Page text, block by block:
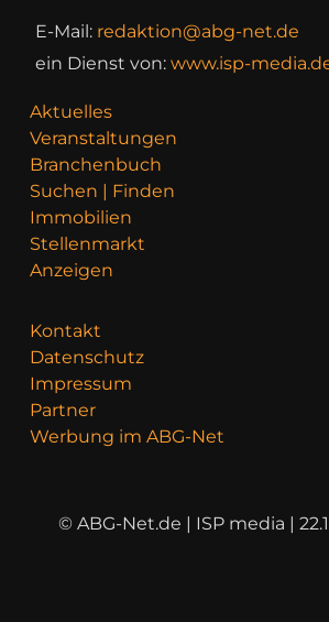
E-Mail: redaktion@abg-net.de
ein Dienst von: www.isp-
Aktuelles
Veranstaltungen
Branchenbuch
Suchen | Finden
Immobilien
Stellenmarkt
Anzeigen
Kontakt
Datenschutz
Impressum
Partner
Werbung im ABG-Net
© ABG-Net.de | ISP media |